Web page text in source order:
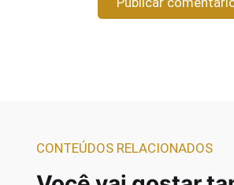
CONTEÚDOS RELACIONADOS